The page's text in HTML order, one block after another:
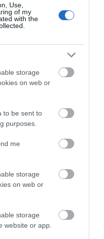
Use,
of my
with the
storage
on web or
to be sent to
purposes.
me
storage
on web or
storage
website or app.
a Škoda